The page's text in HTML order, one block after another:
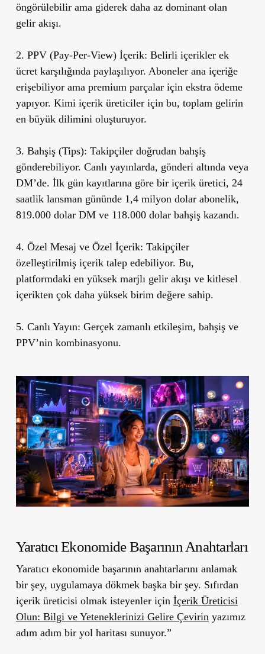
öngörülebilir ama giderek daha az dominant olan
gelir akışı.
2. PPV (Pay-Per-View) İçerik: Belirli içerikler ek
ücret karşılığında paylaşılıyor. Aboneler ana içeriğe
erişebiliyor ama premium parçalar için ekstra ödeme
yapıyor. Kimi içerik üreticiler için bu, toplam gelirin
en büyük dilimini oluşturuyor.
3. Bahşiş (Tips): Takipçiler doğrudan bahşiş
gönderebiliyor. Canlı yayınlarda, gönderi altında veya
DM’de. İlk gün kayıtlarına göre bir içerik üretici, 24
saatlik lansman gününde 1,4 milyon dolar abonelik,
819.000 dolar DM ve 118.000 dolar bahşiş kazandı.
4. Özel Mesaj ve Özel İçerik: Takipçiler
özelleştirilmiş içerik talep edebiliyor. Bu,
platformdaki en yüksek marjlı gelir akışı ve kitlesel
içerikten çok daha yüksek birim değere sahip.
5. Canlı Yayın: Gerçek zamanlı etkileşim, bahşiş ve
PPV’nin kombinasyonu.
Yaratıcı Ekonomide Başarının Anahtarları
Yaratıcı ekonomide başarının anahtarlarını anlamak
bir şey, uygulamaya dökmek başka bir şey. Sıfırdan
içerik üreticisi olmak isteyenler için İçerik Üreticisi
Olun: Bilgi ve Yeteneklerinizi Gelire Çevirinyazımız
adım adım bir yol haritası sunuyor.”